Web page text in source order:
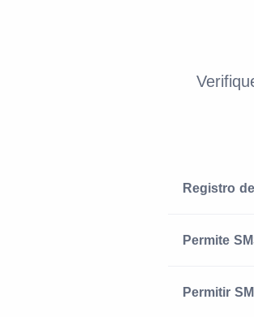
Registro
Permite
Permitir